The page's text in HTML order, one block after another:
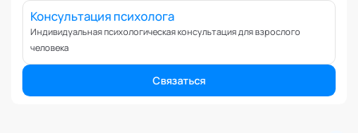
Корпоративная антропология
Корпоративная культура и этика
Коучинг руководителей
Кризисы
Консультация психолога
Индивидуальная психологическая консультация для взрослого
человека
Связаться